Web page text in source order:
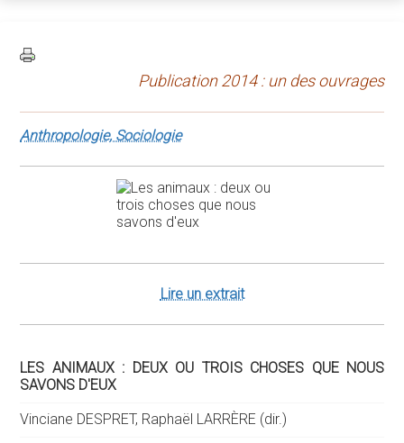
Publication 2014 : un des ouvrages
Anthropologie, Sociologie
Lire un extrait
LES ANIMAUX : DEUX OU TROIS CHOSES QUE NOUS
SAVONS D'EUX
Vinciane DESPRET, Raphaël LARRÈRE (dir.)